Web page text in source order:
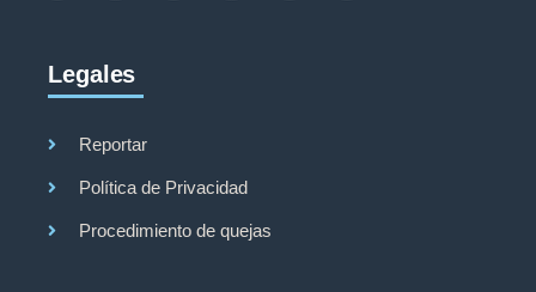
Legales
Reportar
Política de Privacidad
Procedimiento de quejas